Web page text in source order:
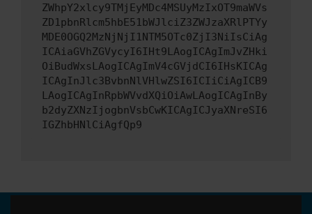
ZWhpY2xlcy9TMjEyMDc4MSUyMzIxOT9maWVs
ZD1pbnRlcm5hbE51bWJlciZ3ZWJzaXRlPTYy
MDE0OGQ2MzNjNjI1NTM5OTc0ZjI3NiIsCiAg
ICAiaGVhZGVycyI6IHt9LAogICAgImJvZHki
OiBudWxsLAogICAgImV4cGVjdCI6IHsKICAg
ICAgInJlc3BvbnNlVHlwZSI6ICIiCiAgICB9
LAogICAgInRpbWVvdXQiOiAwLAogICAgInBy
b2dyZXNzIjogbnVsbCwKICAgICJyaXNreSI6
IGZhbHNlCiAgfQp9